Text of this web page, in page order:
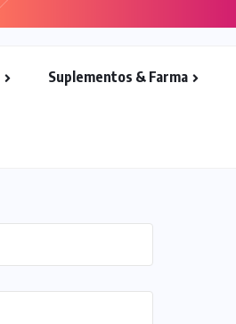
Suplementos & Farma